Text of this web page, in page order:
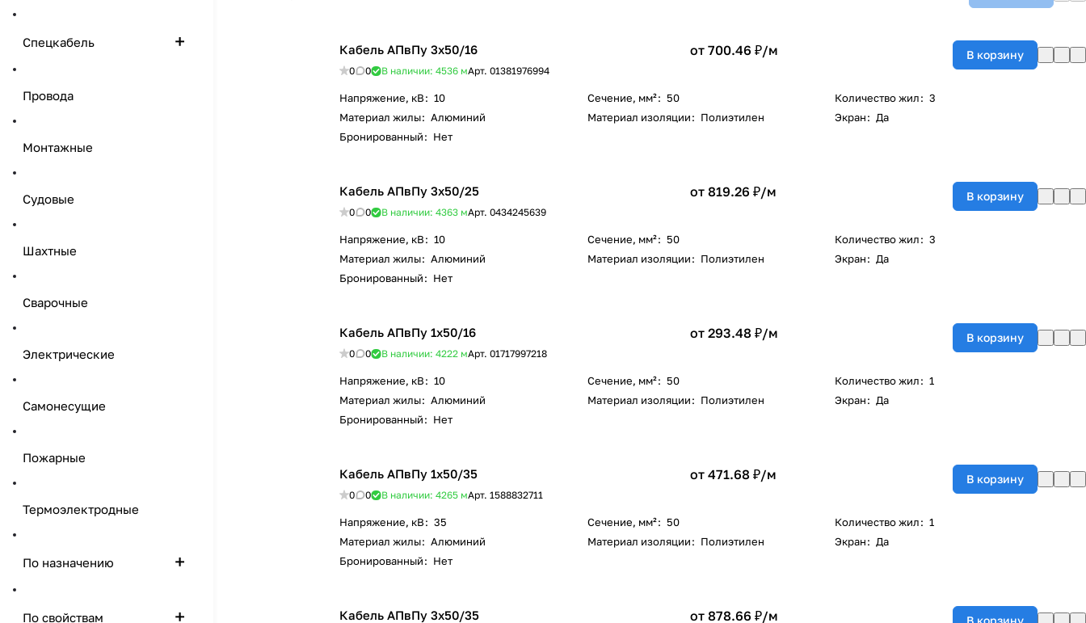
Кабель АПвПу 3х50/16
0 0 В наличии: 4536 мАрт. 01381976994
от 700.46 ₽/м В корзину
Напряжение, кВ: 10 Сечение, мм²: 50 Количество жил: 3
Материал жилы: Алюминий Материал изоляции: Полиэтилен Экран: Да
Бронированный: Нет
Кабель АПвПу 3х50/25
0 0 В наличии: 4363 мАрт. 0434245639
от 819.26 ₽/м В корзину
Напряжение, кВ: 10 Сечение, мм²: 50 Количество жил: 3
Материал жилы: Алюминий Материал изоляции: Полиэтилен Экран: Да
Бронированный: Нет
Кабель АПвПу 1х50/16
0 0 В наличии: 4222 мАрт. 01717997218
от 293.48 ₽/м В корзину
Напряжение, кВ: 10 Сечение, мм²: 50 Количество жил: 1
Материал жилы: Алюминий Материал изоляции: Полиэтилен Экран: Да
Бронированный: Нет
Кабель АПвПу 1х50/35
0 0 В наличии: 4265 мАрт. 1588832711
от 471.68 ₽/м В корзину
Напряжение, кВ: 35 Сечение, мм²: 50 Количество жил: 1
Материал жилы: Алюминий Материал изоляции: Полиэтилен Экран: Да
Бронированный: Нет
Кабель АПвПу 3х50/35 от 878.66 ₽/м В корзину
Спецкабель
Провода
Монтажные
Судовые
Шахтные
Сварочные
Электрические
Самонесущие
Пожарные
Термоэлектродные
По назначению
По свойствам